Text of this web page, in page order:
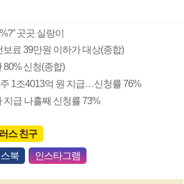
곳곳 실랑이
보료 39만원 이하가 대상(종합)
80% 신청(종합)
주 1조4013억 원 지급…신청률 76%
지급 나흘째 신청률 73%
스 친구
북 인스타그램